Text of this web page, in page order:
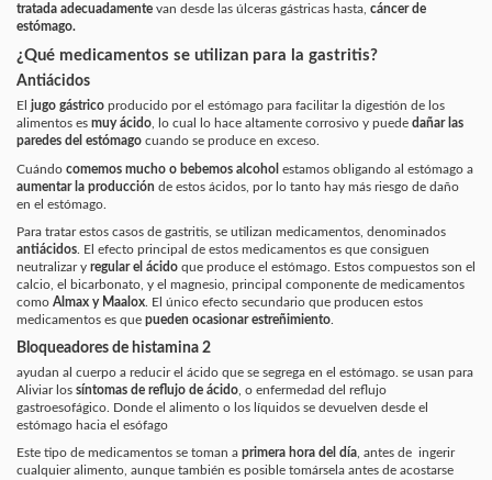
tratada adecuadamente van desde las úlceras gástricas hasta, cáncer de
estómago.
¿Qué medicamentos se utilizan para la gastritis?
Antiácidos
El jugo gástrico producido por el estómago para facilitar la digestión de los
alimentos es muy ácido , lo cual lo hace altamente corrosivo y puede dañar las
paredes del estómago cuando se produce en exceso.
Cuándo comemos mucho o bebemos alcohol estamos obligando al estómago a
aumentar la producción de estos ácidos, por lo tanto hay más riesgo de daño
en el estómago.
Para tratar estos casos de gastritis, se utilizan medicamentos, denominados
antiácidos . El efecto principal de estos medicamentos es que consiguen
neutralizar y regular el ácido que produce el estómago. Estos compuestos son el
calcio, el bicarbonato, y el magnesio, principal componente de medicamentos
como Almax y Maalox . El único efecto secundario que producen estos
medicamentos es que pueden ocasionar estreñimiento
Bloqueadores de histamina 2
ayudan al cuerpo a reducir el ácido que se segrega en el estómago. se usan para
Aliviar los síntomas de reflujo de ácido o enfermedad del reflujo
gastroesofágico. Donde el alimento o los líquidos se devuelven desde el
estómago hacia el esófago
Este tipo de medicamentos se toman a primera hora del día antes de ingerir
cualquier alimento, aunque también es posible tomársela antes de acostarse